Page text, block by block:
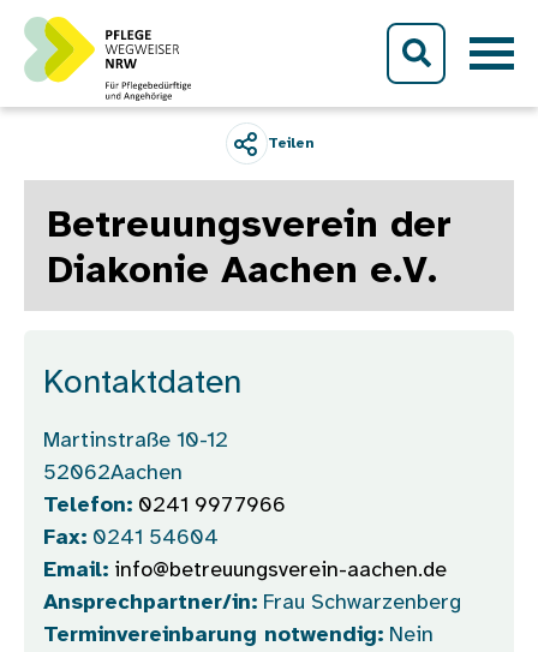
Direkt zum Inhalt
Teilen
Betreuungsverein der
Diakonie Aachen e.V.
Kontaktdaten
Martinstraße 10-12
52062Aachen
Telefon: 0241 9977966
Fax: 0241 54604
Email: info@betreuungsverein-aachen.de
Ansprechpartner/in: Frau Schwarzenberg
Terminvereinbarung notwendig: Nein